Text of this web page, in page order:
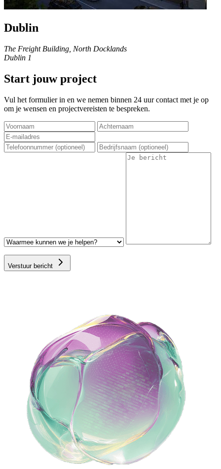
Dublin
The Freight Building, North Docklands
Dublin 1
Start jouw project
Vul het formulier in en we nemen binnen 24 uur contact met je op
om je wensen en projectvereisten te bespreken.
Verstuur bericht